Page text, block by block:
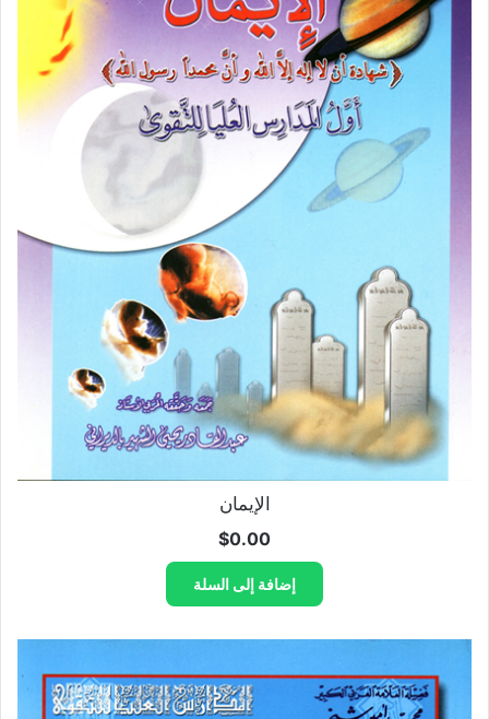
الإيمان
$0.00
إضافة إلى السلة